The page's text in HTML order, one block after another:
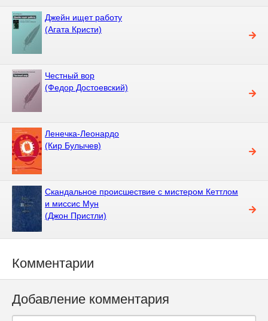
Джейн ищет работу
(Агата Кристи)
Честный вор
(Федор Достоевский)
Ленечка-Леонардо
(Кир Булычев)
Скандальное происшествие с мистером Кеттлом
и миссис Мун
(Джон Пристли)
Комментарии
Добавление комментария